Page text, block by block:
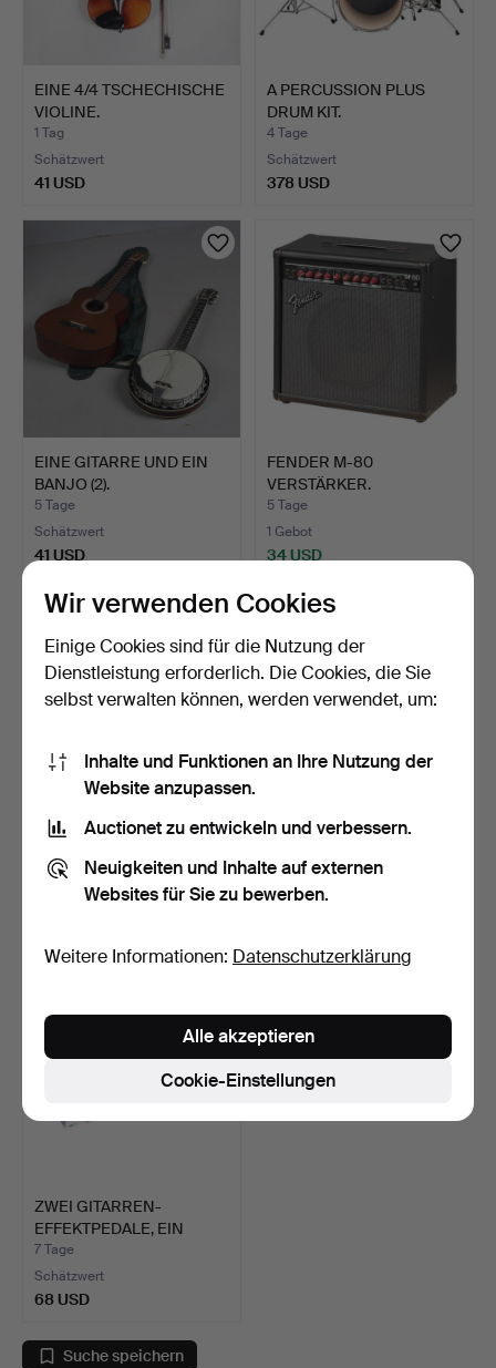
EINE 4/4 TSCHECHISCHE
VIOLINE.
1 Tag
Schätzwert
41 USD
A PERCUSSION PLUS
DRUM KIT.
4 Tage
Schätzwert
378 USD
EINE GITARRE UND EIN
BANJO (2).
5 Tage
Schätzwert
41 USD
FENDER M-80
VERSTÄRKER.
5 Tage
1 Gebot
34 USD
DEUTSCHE 4/4 VIOLINE.
6 Tage
EINE PICCOLO-FLÖTE
VON SCHOTT IM ETUI.
6 Tage
Schätzwert
ZWEI GITARREN-
EFFEKTPEDALE, EIN
KEYBOARD-S…
7 Tage
Schätzwert
68 USD
Suche speichern
Wir verwenden Cookies
Einige Cookies sind für die Nutzung der
Dienstleistung erforderlich. Die Cookies, die Sie
selbst verwalten können, werden verwendet, um:
Inhalte und Funktionen an Ihre Nutzung der
Website anzupassen.
Auctionet zu entwickeln und verbessern.
Neuigkeiten und Inhalte auf externen
Websites für Sie zu bewerben.
Weitere Informationen: Datenschutzerklärung
Cookie-Einstellungen
Alle akzeptieren